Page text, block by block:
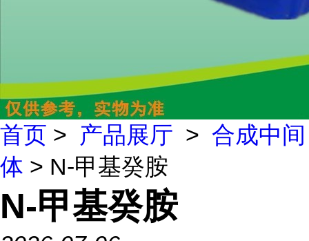
首页 > 产品展厅 > 合成中间
体 > N-甲基癸胺
N-甲基癸胺